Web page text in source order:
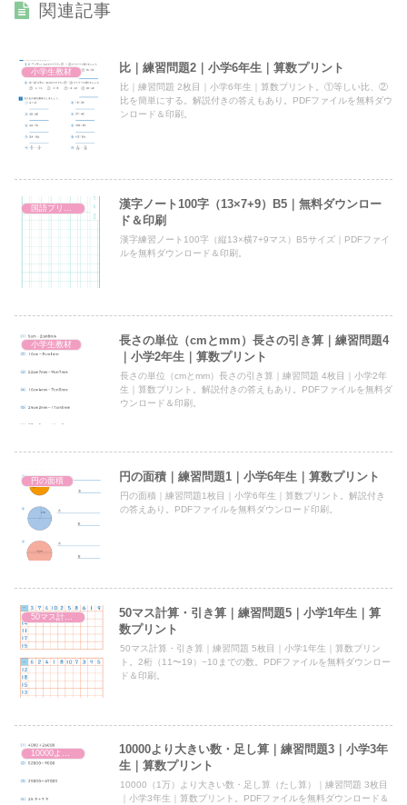
関連記事
小学生教材 比｜練習問題2｜小学6年生｜算数プリント
比｜練習問題 2枚目｜小学6年生｜算数プリント。①等しい比、②
比を簡単にする。解説付きの答えもあり。PDFファイルを無料ダウ
ンロード＆印刷。
漢字ノート100字（13×7+9）B5｜無料ダウンロー
ド＆印刷
漢字練習ノート100字（縦13×横7+9マス）B5サイズ｜PDFファイ
ルを無料ダウンロード＆印刷。
小学生教材
長さの単位（cmとmm）長さの引き算｜練習問題4
｜小学2年生｜算数プリント
長さの単位（cmとmm）長さの引き算｜練習問題 4枚目｜小学2年
生｜算数プリント。解説付きの答えもあり。PDFファイルを無料ダ
ウンロード＆印刷。
円の面積 円の面積｜練習問題1｜小学6年生｜算数プリント
円の面積｜練習問題1枚目｜小学6年生｜算数プリント。解説付き
の答えあり。PDFファイルを無料ダウンロード印刷。
50マス計算・引き算
50マス計算・引き算｜練習問題5｜小学1年生｜算
数プリント
50マス計算・引き算｜練習問題 5枚目｜小学1年生｜算数プリン
ト。2桁（11〜19）−10までの数。PDFファイルを無料ダウンロー
ド＆印刷。
10000より大きい数・足し算
10000より大きい数・足し算｜練習問題3｜小学3年
生｜算数プリント
10000（1万）より大きい数・足し算（たし算）｜練習問題 3枚目
｜小学3年生｜算数プリント。PDFファイルを無料ダウンロード＆